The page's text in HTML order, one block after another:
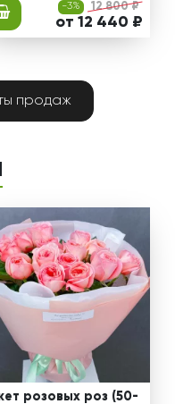
-3% 12 800 ₽
от 12 440 ₽
продаж
розовых роз (50-